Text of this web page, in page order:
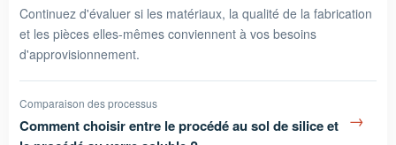
Continuez d'évaluer si les matériaux, la qualité de la fabrication
et les pièces elles-mêmes conviennent à vos besoins
d'approvisionnement.
Comparaison des processus
Comment choisir entre le procédé au sol de silice et →